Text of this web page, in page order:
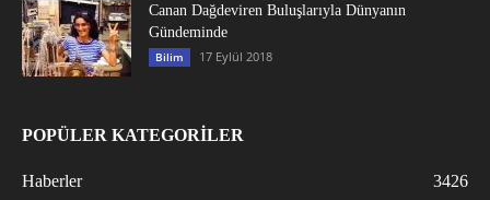
Canan Dağdeviren Buluşlarıyla Dünyanın
Gündeminde
Bilim 17 Eylül 2018
POPÜLER KATEGORİLER
Haberler
3426